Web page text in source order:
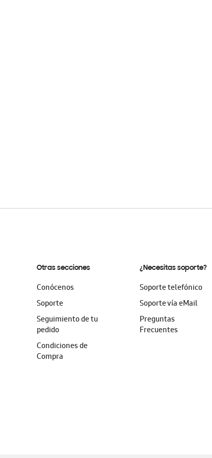
Otras secciones
Conócenos
Soporte
Seguimiento de tu
pedido
Condiciones de
Compra
¿Necesitas soporte?
Soporte telefónico
Soporte vía eMail
Preguntas
Frecuentes